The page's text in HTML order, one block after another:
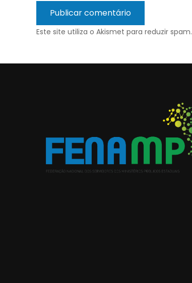
Este site utiliza o Akismet para reduzir spam.